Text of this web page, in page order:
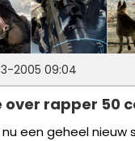
2005 09:04
over rapper 50
nu een geheel nieuw